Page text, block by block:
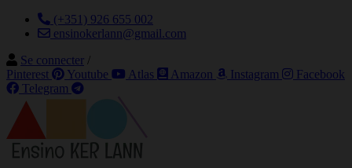
(+351) 926 655 002
ensinokerlann@gmail.com
Se connecter /
Pinterest
Youtube Atlas Amazon Instagram
Facebook
Telegram